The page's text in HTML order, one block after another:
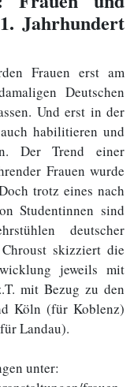
Jahrhundert
Frauen erst am
Deutschen
Und erst in der
habilitieren und
Der Trend einer
Frauen wurde
trotz eines nach
Studentinnen sind
deutscher
skizziert die
jeweils mit
mit Bezug zu den
Köln (für Koblenz)
Landau).
unter: